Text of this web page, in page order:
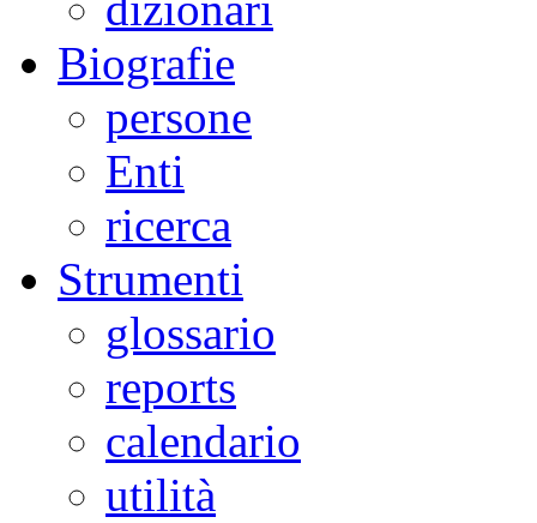
Biografie
persone
Enti
ricerca
Strumenti
glossario
reports
calendario
utilità